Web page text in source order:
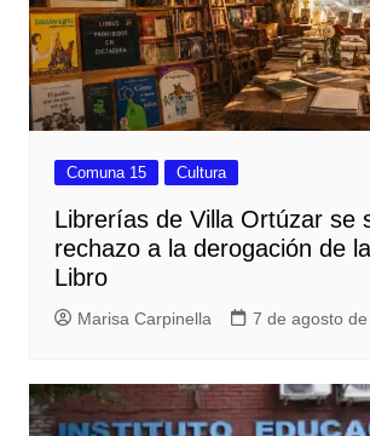
Comuna 15 Cultura
Librerías de Villa Ortúzar se
rechazo a la derogación de
Libro
Marisa Carpinella 7 de agosto